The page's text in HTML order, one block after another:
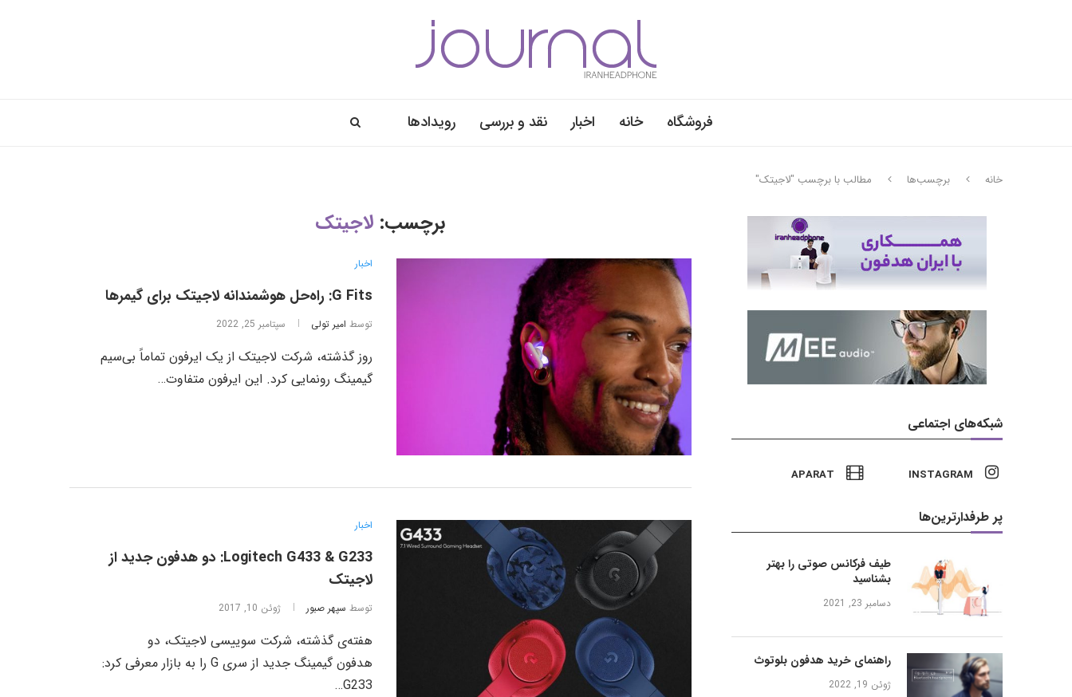
فروشگاه خانه اخبار نقد و بررسی رویدادها
خانه برچسب‌ها مطالب با برچسب "لاجیتک"
برچسب: لاجیتک
اخبار
G Fits: راه‌حل هوشمندانه لاجیتک برای گیمرها
توسط امیر تولی سپتامبر 25, 2022
روز گذشته، شرکت لاجیتک از یک ایرفون تماماً بی‌سیم
گیمینگ رونمایی کرد. این ایرفون متفاوت…
اخبار
Logitech G433 & G233: دو هدفون‌ جدید از
لاجیتک
توسط سپهر صبور ژوئن 10, 2017
هفته‌ی گذشته، شرکت سوییسی لاجیتک، دو
هدفون گیمینگ جدید از سری G را به بازار معرفی کرد:
G233…
شبکه‌های اجتماعی
INSTAGRAM
APARAT
پر طرفدارترین‌ها
طیف فرکانس صوتی را بهتر
بشناسید
دسامبر 23, 2021
راهنمای خرید هدفون بلوتوث
ژوئن 19, 2022